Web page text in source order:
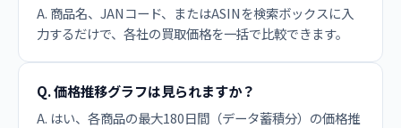
A. 商品名、JANコード、またはASINを検索ボックスに入
力するだけで、各社の買取価格を一括で比較できます。
Q. 価格推移グラフは見られますか？
A. はい、各商品の最大180日間（データ蓄積分）の価格推